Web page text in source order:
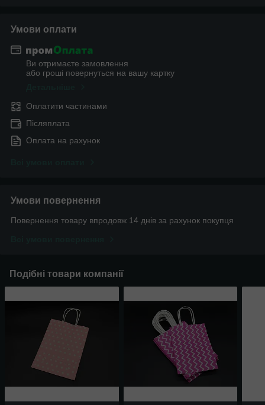
Умови оплати
Ви отримаєте замовлення
або гроші повернуться на вашу картку
Оплатити частинами
Післяплата
Оплата на рахунок
Умови повернення
Повернення товару впродовж 14 днів за рахунок покупця
Подібні товари компанії